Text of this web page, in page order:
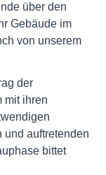
über den
Gebäude im
von unserem
der
mit ihren
auftretenden
bittet